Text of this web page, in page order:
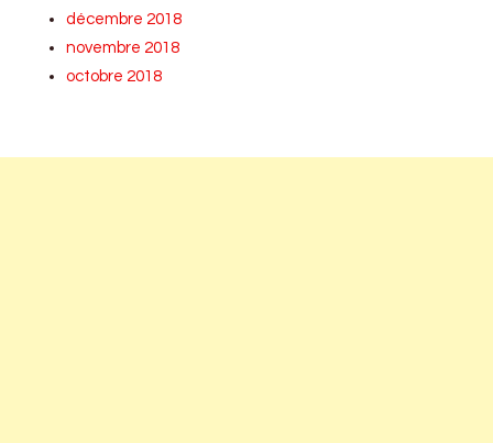
décembre 2018
novembre 2018
octobre 2018